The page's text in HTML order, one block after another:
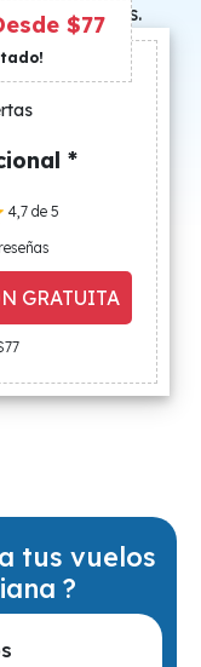
especiales.
$77
*
4,7 de 5
GRATUITA
tus vuelos
?